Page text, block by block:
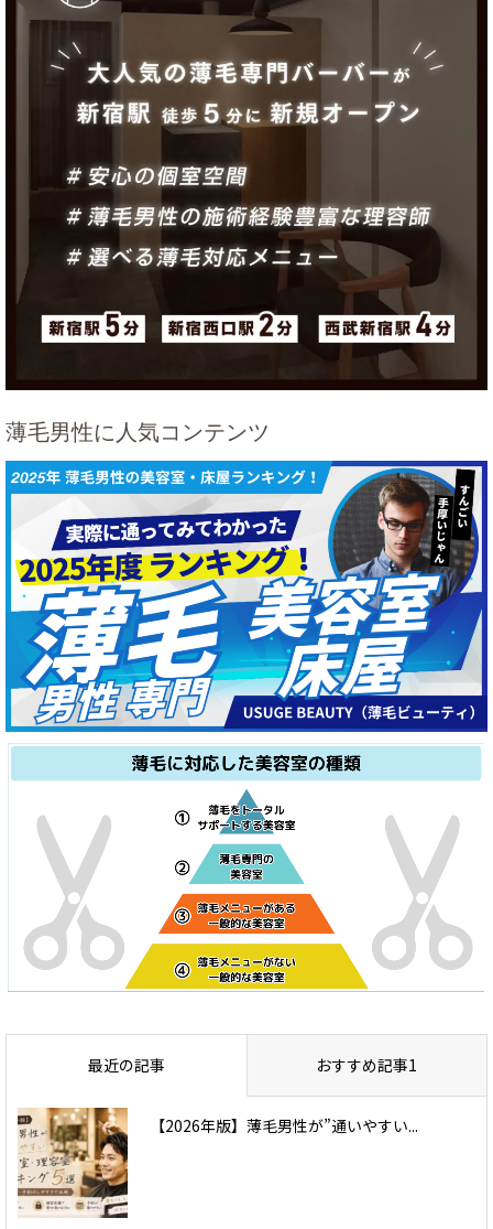
薄毛男性に人気コンテンツ
最近の記事 おすすめ記事1
【2026年版】薄毛男性が”通いやすい...